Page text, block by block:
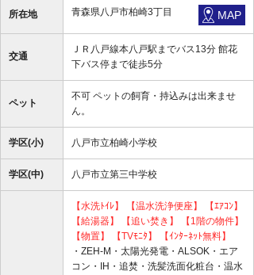
所在地 青森県八戸市柏崎3丁目 MAP
交通
ＪＲ八戸線本八戸駅までバス13分 館花
下バス停まで徒歩5分
ペット
不可 ペットの飼育・持込みは出来ませ
ん。
学区(小) 八戸市立柏崎小学校
学区(中) 八戸市立第三中学校
【水洗ﾄｲﾚ】 【温水洗浄便座】
【ｴｱｺﾝ】
【給湯器】
【追い焚き】
【1階の物件】
【物置】
【TVﾓﾆﾀ】
【ｲﾝﾀｰﾈｯﾄ無料】
・ZEH-M・太陽光発電・ALSOK・エア
コン・IH・追焚・洗髪洗面化粧台・温水